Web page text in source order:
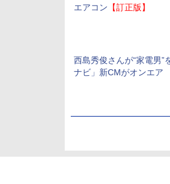
エアコン 【訂正版】
西島秀俊さんが“家電男
ナビ」新CMがオンエア